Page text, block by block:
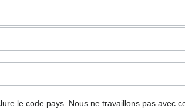
le code pays. Nous ne travaillons pas avec